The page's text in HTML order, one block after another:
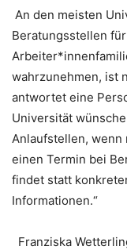
An den meisten
Beratungsstellen
wahrzunehmen, ist
antwortet eine
Universität
Anlaufstellen, wenn
einen Termin bei
findet statt
Informationen.“
Franziska